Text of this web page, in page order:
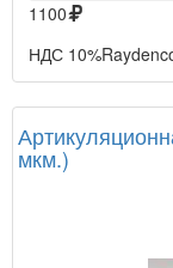
1100
НДС
мкм.)